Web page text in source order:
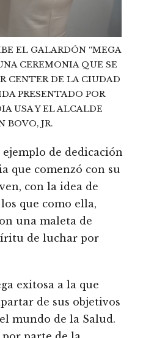
EL GALARDÓN “MEGA
CEREMONIA QUE SE
CENTER DE LA CIUDAD
PRESENTADO POR
USA Y EL ALCALDE
BOVO, JR.
de dedicación
que comenzó con su
con la idea de
que como ella,
una maleta de
de luchar por
exitosa a la que
de sus objetivos
mundo de la Salud.